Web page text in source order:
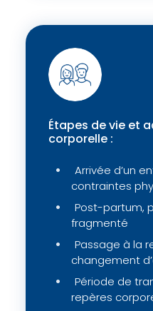
Étapes de vie et
corporelle :
Arrivée d’un
contraintes
Post-partum,
fragmenté
Passage à la
changement
Période de
repères